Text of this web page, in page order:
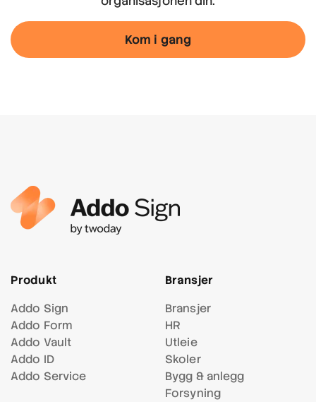
Kom i gang
Produkt
Addo Sign
Addo Form
Addo Vault
Addo ID
Addo Service
Bransjer
Bransjer
HR
Utleie
Skoler
Bygg & anlegg
Forsyning